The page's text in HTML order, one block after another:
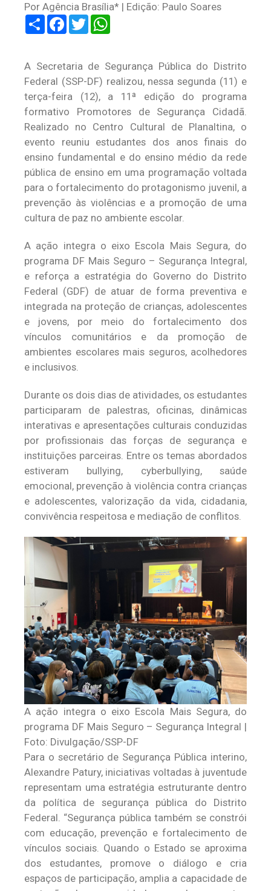
Por Agência Brasília* | Edição: Paulo Soares
ShareFacebook
Twitter
A Secretaria de Segurança Pública do Distrito
Federal (SSP-DF) realizou, nessa segunda (11) e
terça-feira (12), a 11ª edição do programa
formativo Promotores de Segurança Cidadã.
Realizado no Centro Cultural de Planaltina, o
evento reuniu estudantes dos anos finais do
ensino fundamental e do ensino médio da rede
pública de ensino em uma programação voltada
para o fortalecimento do protagonismo juvenil, a
prevenção às violências e a promoção de uma
cultura de paz no ambiente escolar.
A ação integra o eixo Escola Mais Segura, do
programa DF Mais Seguro – Segurança Integral,
e reforça a estratégia do Governo do Distrito
Federal (GDF) de atuar de forma preventiva e
integrada na proteção de crianças, adolescentes
e jovens, por meio do fortalecimento dos
vínculos comunitários e da promoção de
ambientes escolares mais seguros, acolhedores
e inclusivos.
Durante os dois dias de atividades, os estudantes
participaram de palestras, oficinas, dinâmicas
interativas e apresentações culturais conduzidas
por profissionais das forças de segurança e
instituições parceiras. Entre os temas abordados
estiveram bullying, cyberbullying, saúde
emocional, prevenção à violência contra crianças
e adolescentes, valorização da vida, cidadania,
convivência respeitosa e mediação de conflitos.
A ação integra o eixo Escola Mais Segura, do
programa DF Mais Seguro – Segurança Integral |
Foto: Divulgação/SSP-DF
Para o secretário de Segurança Pública interino,
Alexandre Patury, iniciativas voltadas à juventude
representam uma estratégia estruturante dentro
da política de segurança pública do Distrito
Federal. “Segurança pública também se constrói
com educação, prevenção e fortalecimento de
vínculos sociais. Quando o Estado se aproxima
dos estudantes, promove o diálogo e cria
espaços de participação, amplia a capacidade de